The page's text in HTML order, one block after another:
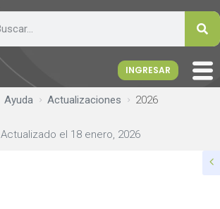
INGRESAR
Ayuda Actualizaciones 2026
Actualizado el 18 enero, 2026